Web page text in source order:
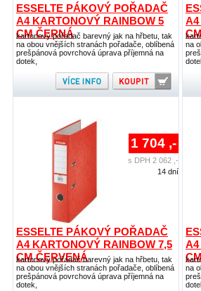
ESSELTE PÁKOVÝ POŘADAČ
A4 KARTONOVÝ RAINBOW 5
CM ČERNÁ
kartonový pořadač barevný jak na hřbetu, tak
na obou vnějších stranách pořadače, oblíbená
prešpánová povrchová úprava příjemná na
dotek,
A4
na
ESSELTE PÁKOVÝ POŘADAČ
A4 KARTONOVÝ RAINBOW 7,5
CM ČERVENÁ
kartonový pořadač barevný jak na hřbetu, tak
na obou vnějších stranách pořadače, oblíbená
prešpánová povrchová úprava příjemná na
dotek,
1 704 ,-
s DPH 2 062 ,-
14 dní
A4
na